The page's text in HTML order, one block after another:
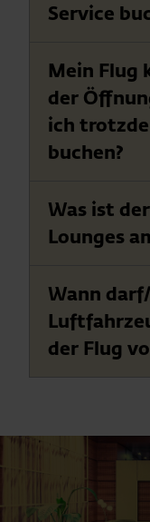
Service
Mein Flug
der
ich
buchen?
Was ist
Lounges
Wann
der Flug